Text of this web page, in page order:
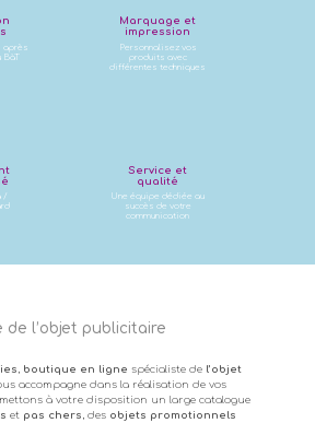
après
BàT
Marquage et
impression
Personnalisez vos
produits avec
différentes techniques
/
Service et
qualité
Une équipe dédiée au
succès de votre
communication
de l’objet publicitaire
, boutique en ligne spécialiste de l’objet
accompagne dans la réalisation de vos
à votre disposition un large catalogue
et pas chers , des objets promotionnels